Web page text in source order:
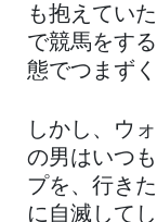
も抱えてい
で競馬をす
態でつまず
しかし、ウ
の男はいつ
プを、行き
に自滅して